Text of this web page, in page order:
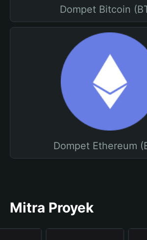
Dompet Bitcoin
Dompet Ethereum
Mitra Proyek